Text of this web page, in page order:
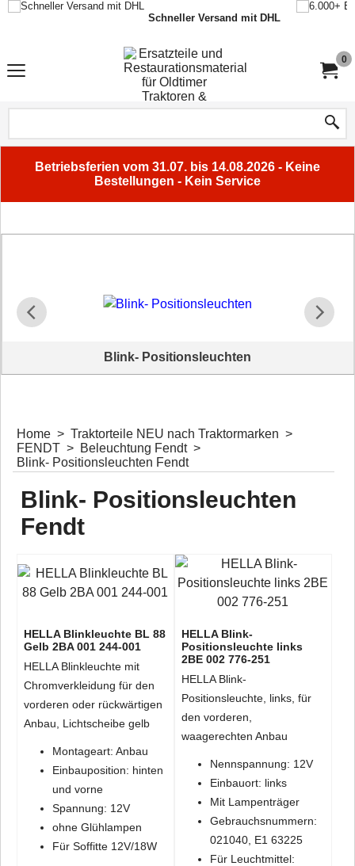
Schneller Versand mit DHL
0
Betriebsferien vom 31.07. bis 14.08.2026 - Keine
Bestellungen - Kein Service
Blink- Positionsleuchten
Home > Traktorteile NEU nach Traktormarken >
FENDT > Beleuchtung Fendt>
Blink- Positionsleuchten Fendt
Blink- Positionsleuchten
Fendt
HELLA Blinkleuchte BL 88
Gelb 2BA 001 244-001
HELLA Blinkleuchte mit
Chromverkleidung für den
vorderen oder rückwärtigen
Anbau, Lichtscheibe gelb
Montageart: Anbau
Einbauposition: hinten
und vorne
Spannung: 12V
ohne Glühlampen
Für Soffitte 12V/18W
HELLA Blink-
Positionsleuchte links
2BE 002 776-251
HELLA Blink-
Positionsleuchte, links, für
den vorderen,
waagerechten Anbau
Nennspannung: 12V
Einbauort: links
Mit Lampenträger
Gebrauchsnummern:
021040, E1 63225
Für Leuchtmittel: